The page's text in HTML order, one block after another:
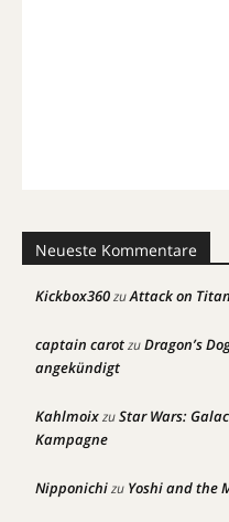
Neueste Kommentare
Kickbox360zuAttack on
captain carotzuDragon’s
angekündigt
KahlmoixzuStar Wars:
Kampagne
Nipponichizu Yoshi and the